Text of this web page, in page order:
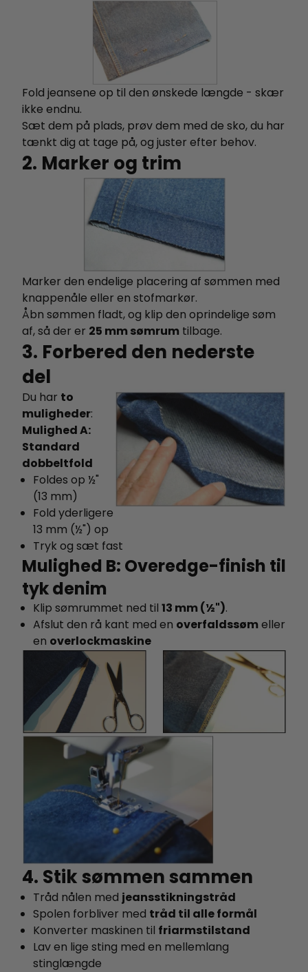
Fold jeansene op til den ønskede længde - skær
ikke endnu.
Sæt dem på plads, prøv dem med de sko, du har
tænkt dig at tage på, og juster efter behov.
2. Marker og trim
Marker den endelige placering af sømmen med
knappenåle eller en stofmarkør.
Åbn sømmen fladt, og klip den oprindelige søm
af, så der er 25 mm sømrum tilbage.
3. Forbered den nederste
del
Du har to
muligheder:
Mulighed A:
Standard
dobbeltfold
Foldes op ½"
(13 mm)
Fold yderligere
13 mm (½") op
Tryk og sæt fast
Mulighed B: Overedge-finish til
tyk denim
Klip sømrummet ned til 13 mm (½").
Afslut den rå kant med en overfaldssøm eller
en overlockmaskine
4. Stik sømmen sammen
Tråd nålen med jeansstikningstråd
Spolen forbliver med tråd til alle formål
Konverter maskinen til friarmstilstand
Lav en lige sting med en mellemlang
stinglængde